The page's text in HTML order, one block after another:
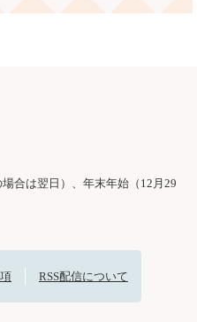
合は翌日）、年末年始（12月29
RSS配信について